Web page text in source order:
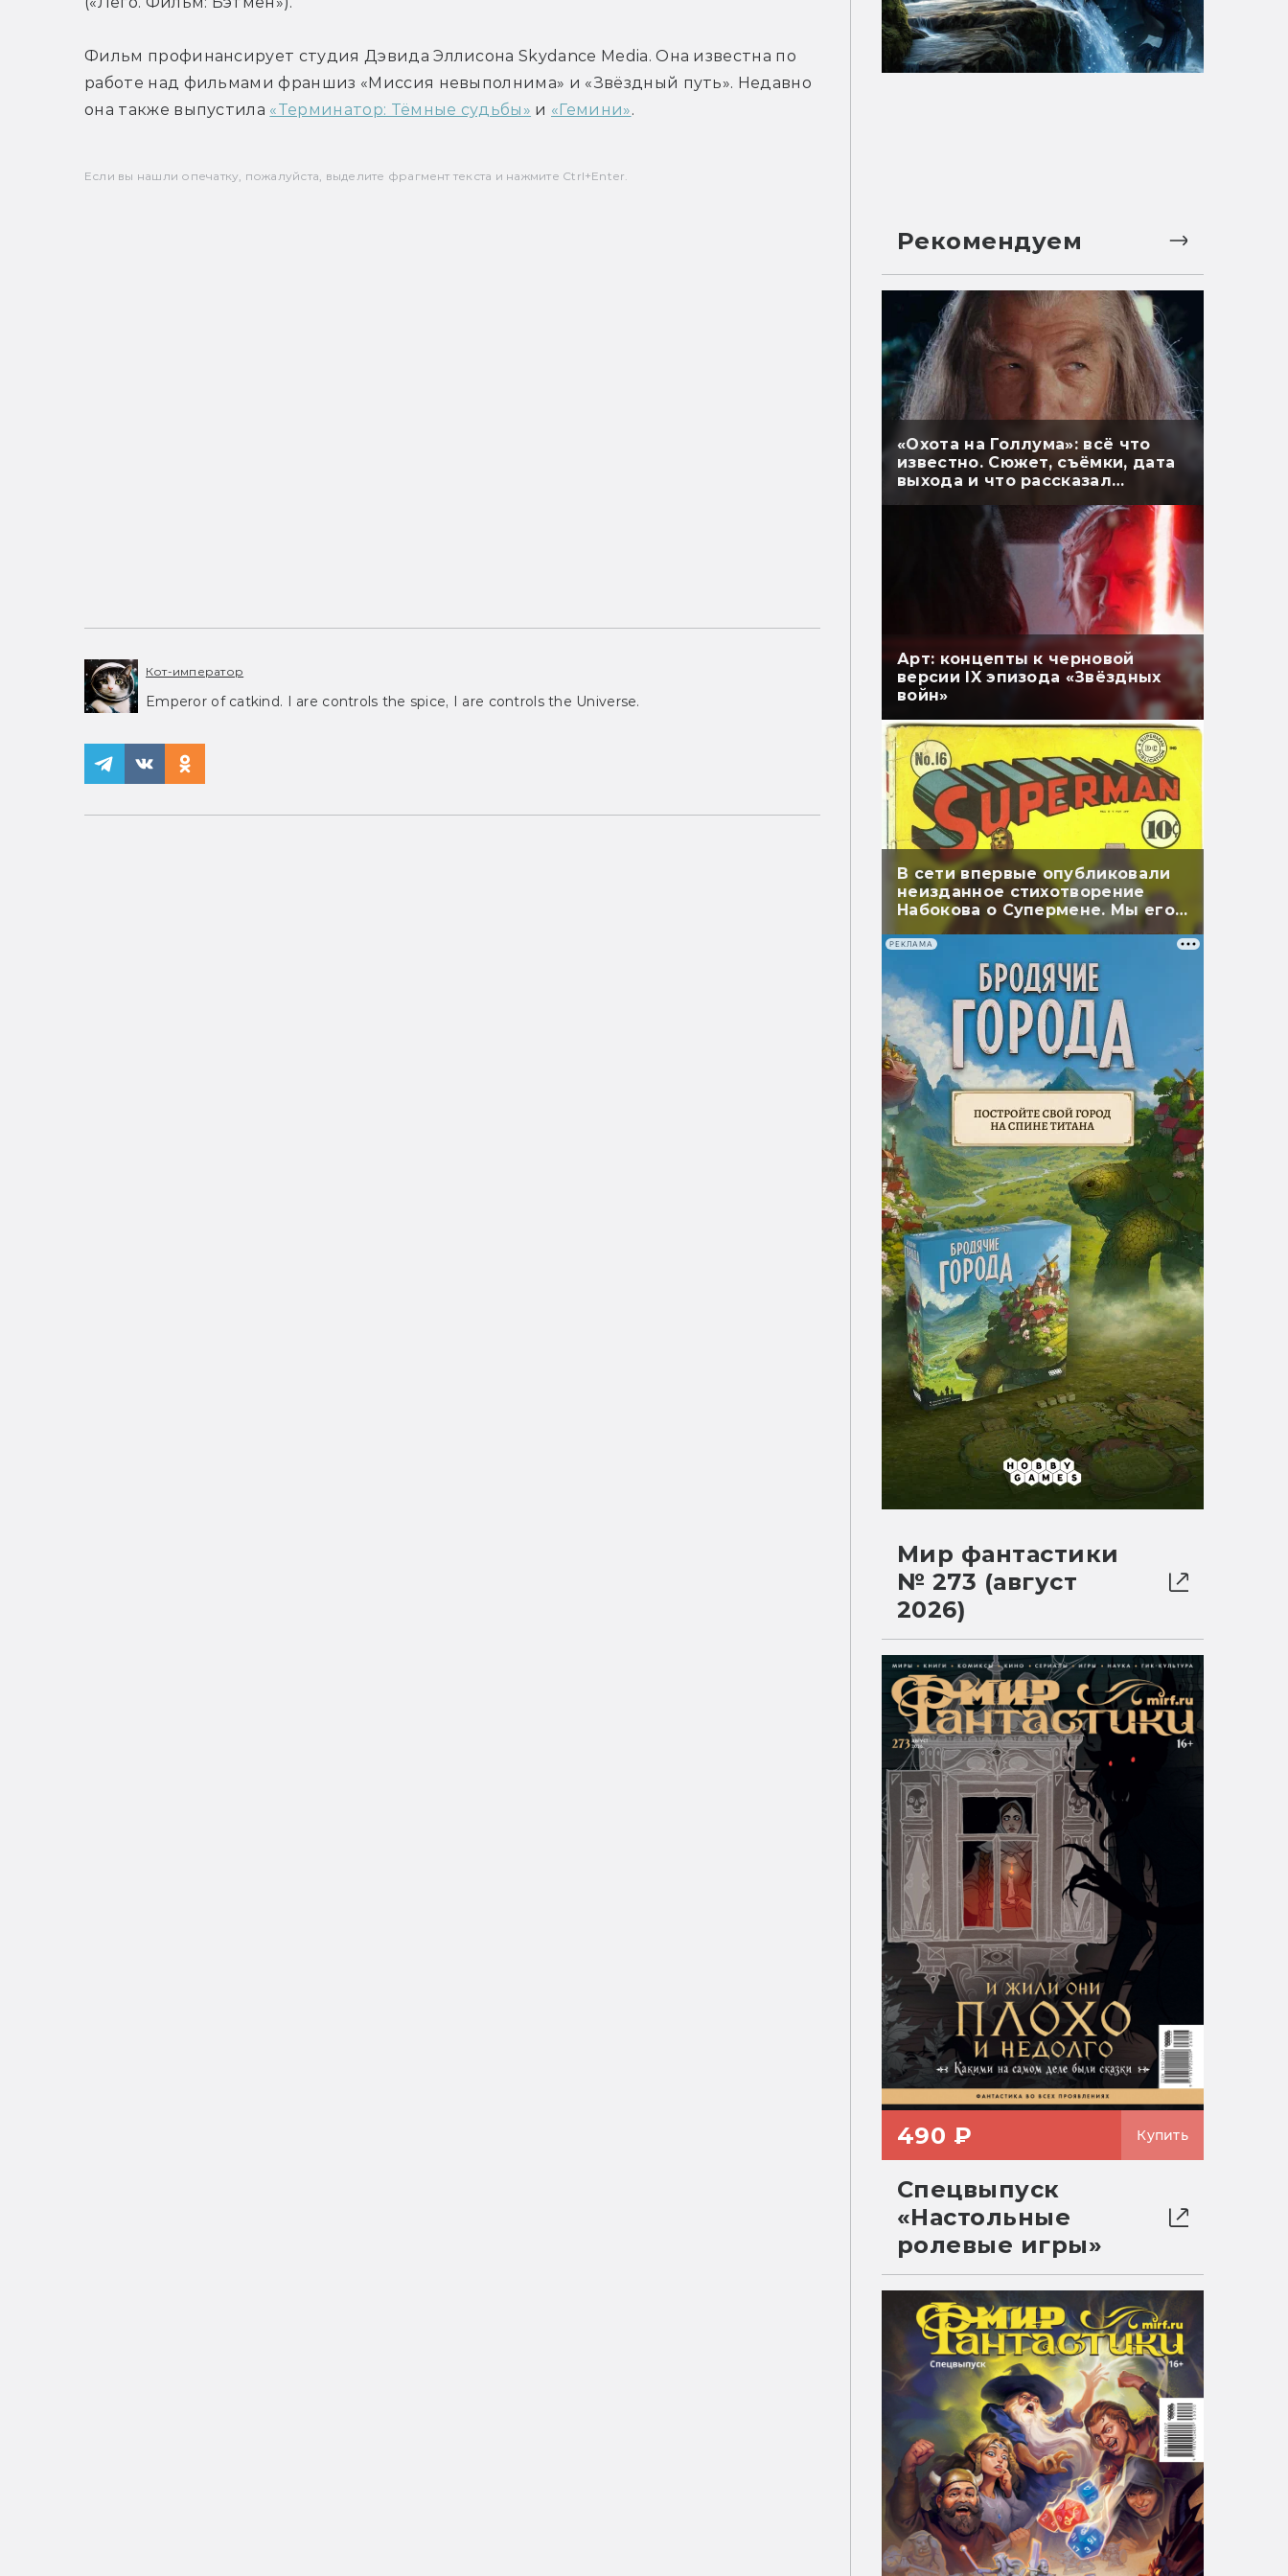
Фильм профинансирует студия Дэвида Эллисона Skydance Media. Она известна по
работе над фильмами франшиз «Миссия невыполнима» и «Звёздный путь». Недавно
она также выпустила «Терминатор: Тёмные судьбы» и «Гемини».
Если вы нашли опечатку, пожалуйста, выделите фрагмент текста и нажмите Ctrl+Enter.
Кот-император
Emperor of catkind. I are controls the spice, I are controls the Universe.
Рекомендуем
«Охота на Голлума»: всё что
известно. Сюжет, съёмки, дата
выхода и что рассказал
Арт: концепты к черновой
версии IX эпизода «Звёздных
войн»
В сети впервые опубликовали
неизданное стихотворение
Набокова о Супермене. Мы его
перевели
РЕКЛАМА
Мир фантастики
№ 273 (август
2026)
490 ₽ Купить
Спецвыпуск
«Настольные
ролевые игры»